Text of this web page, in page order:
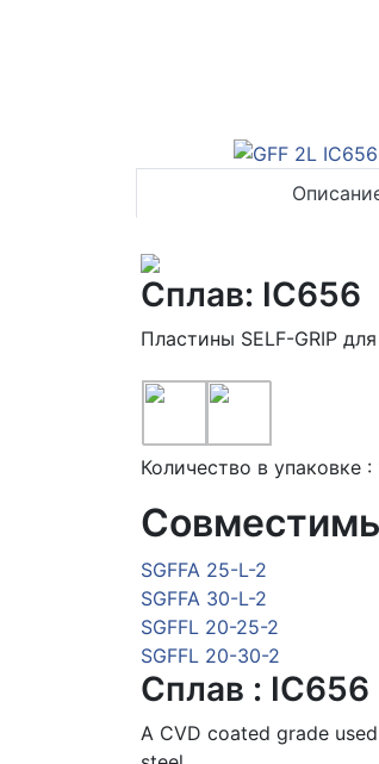
Сплав: IC656
Пластины SELF-GRIP
Количество в упаковке :
SGFFA 25-L-2
SGFFA 30-L-2
SGFFL 20-25-2
SGFFL 20-30-2
Сплав : IC656
A CVD coated grade